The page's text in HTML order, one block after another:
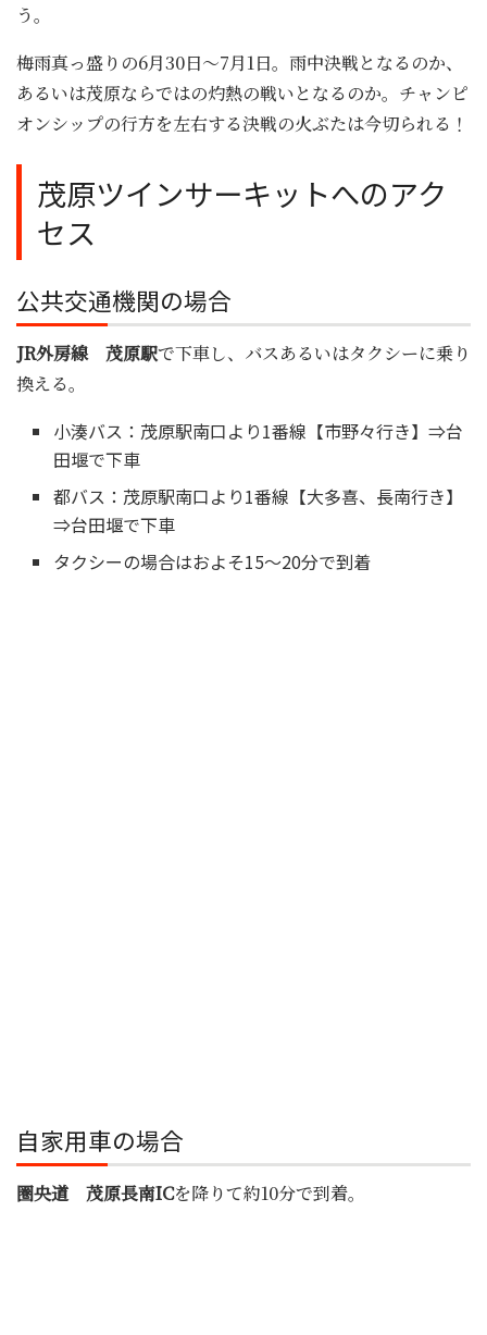
う。
梅雨真っ盛りの6月30日～7月1日。雨中決戦となるのか、
あるいは茂原ならではの灼熱の戦いとなるのか。チャンピ
オンシップの行方を左右する決戦の火ぶたは今切られる！
茂原ツインサーキットへのアク
セス
公共交通機関の場合
JR外房線 茂原駅で下車し、バスあるいはタクシーに乗り
換える。
小湊バス：茂原駅南口より1番線【市野々行き】⇒台
田堰で下車
都バス：茂原駅南口より1番線【大多喜、長南行き】
⇒台田堰で下車
タクシーの場合はおよそ15～20分で到着
自家用車の場合
圏央道 茂原長南ICを降りて約10分で到着。